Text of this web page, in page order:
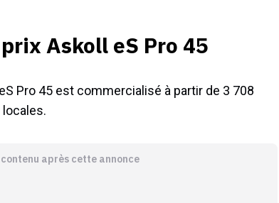
Askoll eS Pro 45
Pro 45 est commercialisé à partir de 3 708
après cette annonce